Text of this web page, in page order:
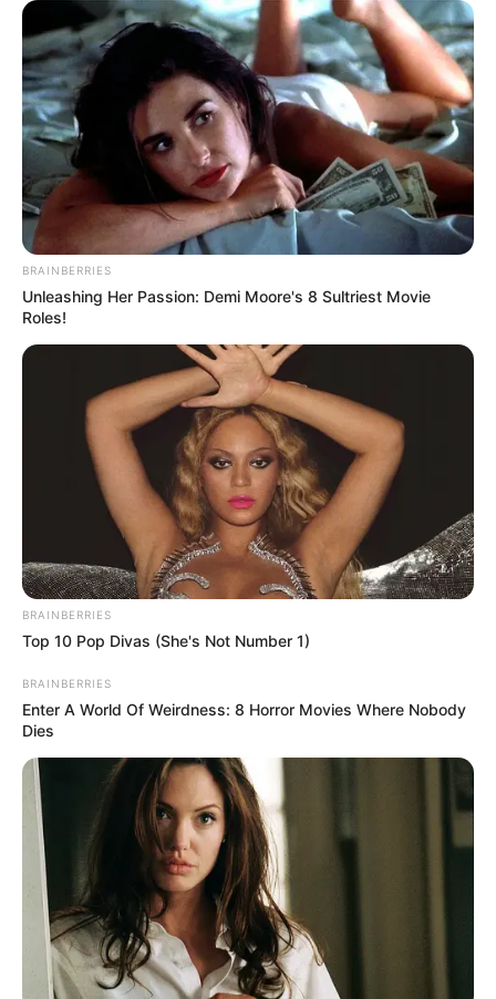
BRAINBERRIES
Unleashing Her Passion: Demi Moore's 8 Sultriest Movie
Roles!
BRAINBERRIES
Top 10 Pop Divas (She's Not Number 1)
BRAINBERRIES
Enter A World Of Weirdness: 8 Horror Movies Where Nobody
Dies